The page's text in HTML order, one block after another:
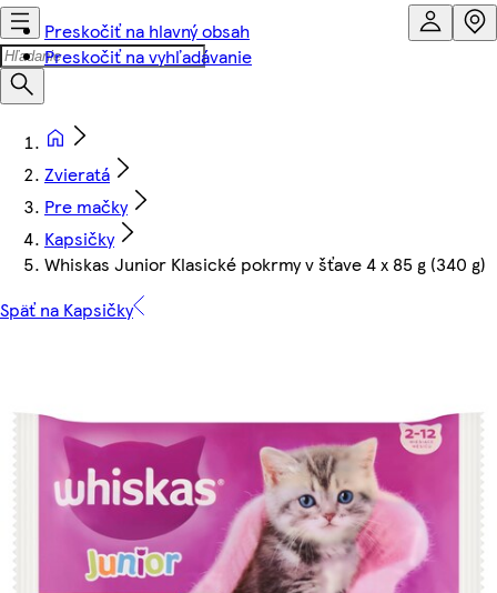
Preskočiť na hlavný obsah
Preskočiť na vyhľadávanie
Zvieratá
Pre mačky
Kapsičky
Whiskas Junior Klasické pokrmy v šťave 4 x 85 g (340 g)
Späť na Kapsičky